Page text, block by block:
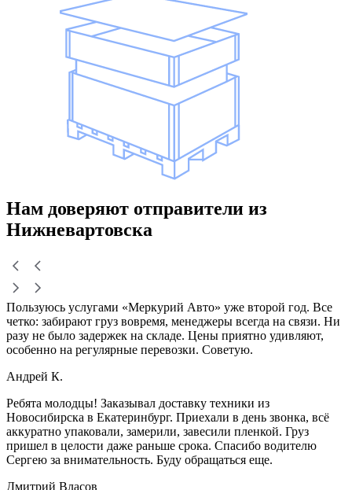
Нам доверяют отправители из
Нижневартовска
Пользуюсь услугами «Меркурий Авто» уже второй год. Все
четко: забирают груз вовремя, менеджеры всегда на связи. Ни
разу не было задержек на складе. Цены приятно удивляют,
особенно на регулярные перевозки. Советую.
Андрей К.
Ребята молодцы! Заказывал доставку техники из
Новосибирска в Екатеринбург. Приехали в день звонка, всё
аккуратно упаковали, замерили, завесили пленкой. Груз
пришел в целости даже раньше срока. Спасибо водителю
Сергею за внимательность. Буду обращаться еще.
Дмитрий Власов